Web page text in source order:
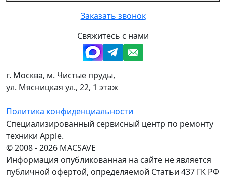
Заказать звонок
Свяжитесь с нами
г. Москва, м. Чистые пруды,
ул. Мясницкая ул., 22, 1 этаж
Политика конфиденциальности
Специализированный сервисный центр по ремонту
техники Apple.
© 2008 - 2026 MACSAVE
Информация опубликованная на сайте не является
публичной офертой, определяемой Статьи 437 ГК РФ